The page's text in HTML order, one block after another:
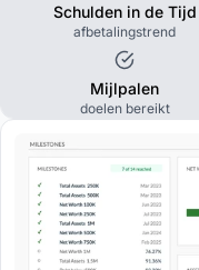
Schulden in de Tijd
afbetalingstrend
Mijlpalen
doelen bereikt